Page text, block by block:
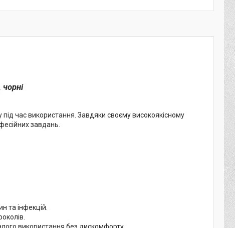
час використання. Завдяки своєму високоякісному
завдань.
та інфекцій.